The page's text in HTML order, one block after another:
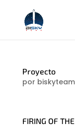
Proyecto
por biskyteam
FIRING OF